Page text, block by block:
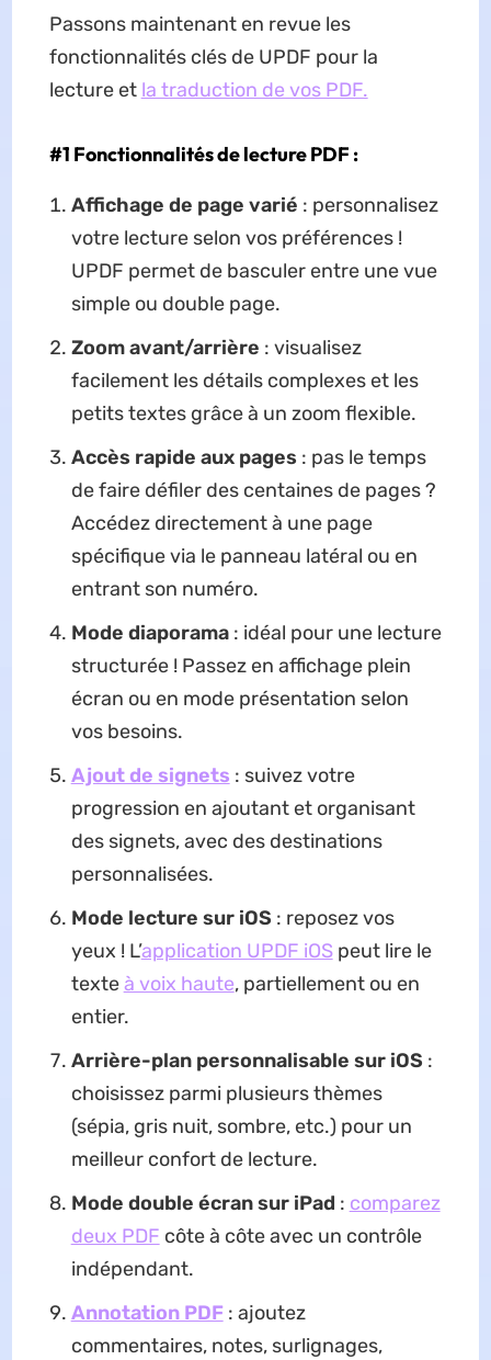
Passons maintenant en revue les
fonctionnalités clés de UPDF pour la
lecture et la traduction de vos PDF.
#1 Fonctionnalités de lecture PDF :
Affichage de page varié : personnalisez
votre lecture selon vos préférences !
UPDF permet de basculer entre une vue
simple ou double page.
Zoom avant/arrière : visualisez
facilement les détails complexes et les
petits textes grâce à un zoom flexible.
Accès rapide aux pages : pas le temps
de faire défiler des centaines de pages ?
Accédez directement à une page
spécifique via le panneau latéral ou en
entrant son numéro.
Mode diaporama: idéal pour une lecture
structurée ! Passez en affichage plein
écran ou en mode présentation selon
vos besoins.
Ajout de signets : suivez votre
progression en ajoutant et organisant
des signets, avec des destinations
personnalisées.
Mode lecture sur iOS : reposez vos
yeux ! L’application UPDF iOSpeut lire le
texteà voix haute, partiellement ou en
entier.
Arrière-plan personnalisable sur iOS :
choisissez parmi plusieurs thèmes
(sépia, gris nuit, sombre, etc.) pour un
meilleur confort de lecture.
Mode double écran sur iPad : comparez
deux PDF côte à côte avec un contrôle
indépendant.
Annotation PDF: ajoutez
commentaires, notes, surlignages,